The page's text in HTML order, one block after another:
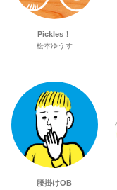
Pickles！
松本ゆうす
腰掛けOB